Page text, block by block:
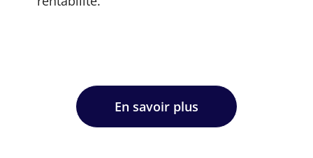
En savoir plus